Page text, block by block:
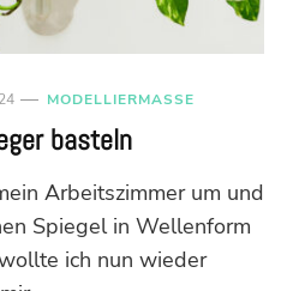
MODELLIERMASSE
basteln
Arbeitszimmer um und
Spiegel in Wellenform
ich nun wieder